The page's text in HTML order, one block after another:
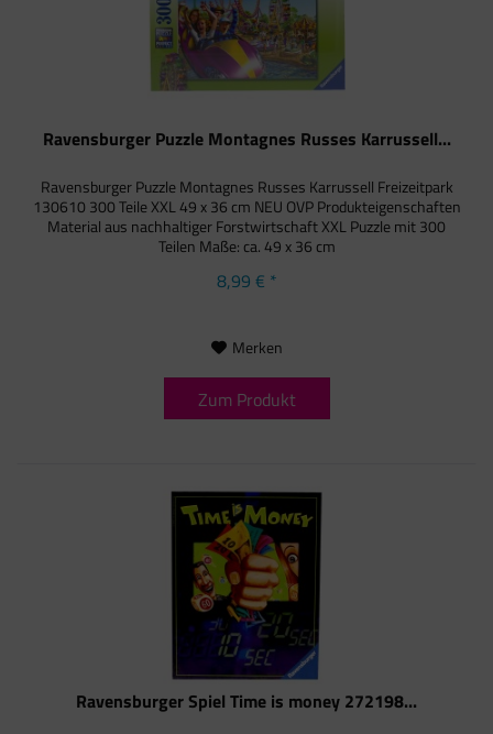
Ravensburger Puzzle Montagnes Russes Karrussell...
Ravensburger Puzzle Montagnes Russes Karrussell Freizeitpark
130610 300 Teile XXL 49 x 36 cm NEU OVP Produkteigenschaften
Material aus nachhaltiger Forstwirtschaft XXL Puzzle mit 300
Teilen Maße: ca. 49 x 36 cm
8,99 € *
Merken
Zum Produkt
Ravensburger Spiel Time is money 272198...